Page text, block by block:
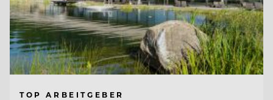
TOP ARBEITGEBER